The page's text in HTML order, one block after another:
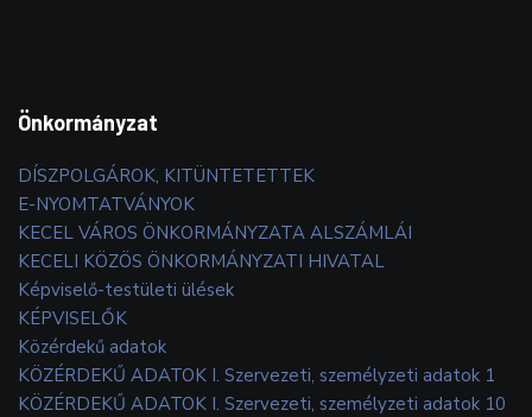
Önkormányzat
DÍSZPOLGÁROK, KITÜNTETETTEK
E-NYOMTATVÁNYOK
KECEL VÁROS ÖNKORMÁNYZATA ALSZÁMLÁI
KECELI KÖZÖS ÖNKORMÁNYZATI HIVATAL
Képviselő-testületi ülések
KÉPVISELŐK
Közérdekű adatok
KÖZÉRDEKŰ ADATOK I. Szervezeti, személyzeti adatok 1
KÖZÉRDEKŰ ADATOK I. Szervezeti, személyzeti adatok 10